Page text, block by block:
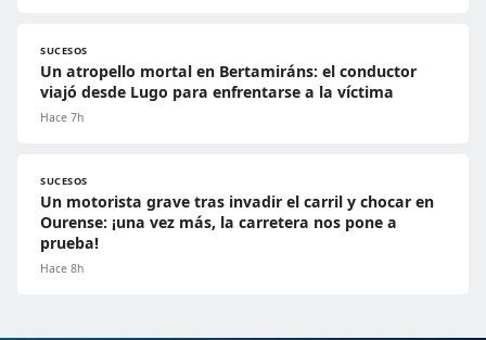
SUCESOS
Un atropello mortal en Bertamiráns: el conductor
viajó desde Lugo para enfrentarse a la víctima
Hace 7h
SUCESOS
Un motorista grave tras invadir el carril y chocar en
Ourense: ¡una vez más, la carretera nos pone a
prueba!
Hace 8h